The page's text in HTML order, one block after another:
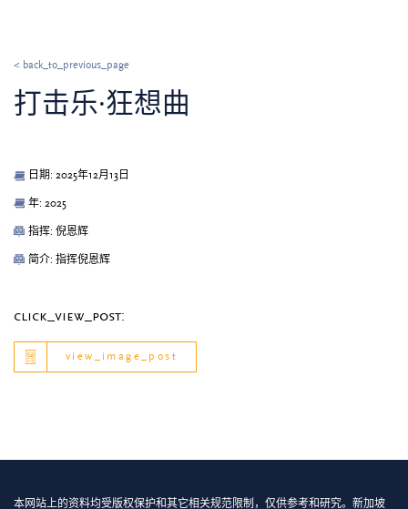
< back_to_previous_page
打击乐∙狂想曲
日期: 2025年12月13日
年: 2025
指挥: 倪恩辉
简介: 指挥倪恩辉
click_view_post:
view_image_post
本网站上的资料均受版权保护和其它相关规范限制，仅供参考和研究。新加坡